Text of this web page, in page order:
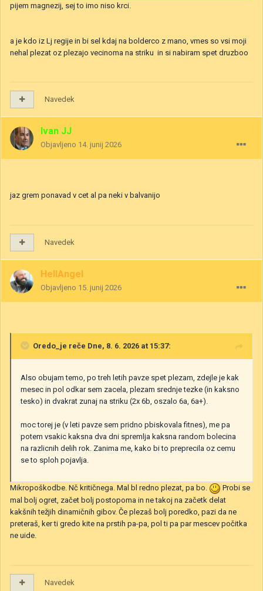
pijem magnezij, sej to imo niso krci.
a je kdo iz Lj regije in bi sel kdaj na bolderco z mano, vmes so vsi moji
nehal plezat oz plezajo vecinoma na striku in si nabiram spet druzboo
Navedek
Ivan JJ
Objavljeno 14. junij 2026
jaz grem ponavad v cet al pa neki v balvanijo
Navedek
HellAngel
Objavljeno 15. junij 2026
Oredo_je reče Dne, 8. 6. 2026 at 15:37:
Also obujam temo, po treh letih pavze spet plezam, zdejle je kak
mesec in pol odkar sem zacela, plezam srednje tezke (in kaksno
tesko) in dvakrat zunaj na striku (2x 6b, oszalo 6a, 6a+).
moc torej je (v leti pavze sem pridno pbiskovala fitnes), me pa
potem vsakic kaksna dva dni spremlja kaksna random bolecina
na razlicnih delih rok. Zanima me, kako bi to preprecila oz cemu
se to sploh pojavlja.
Mikropoškodbe. Nč kritičnega. Mal bl redno plezat, pa bo.
Probi se
mal bolj ogret, začet bolj postopoma in ne takoj na začetk delat
kakšnih težjih dinamičnih gibov. Če plezaš bolj poredko, pazi da ne
preteraš, ker ti gredo kite na prstih pa-pa, pol ti pa par mescev počitka
ne uide.
Navedek